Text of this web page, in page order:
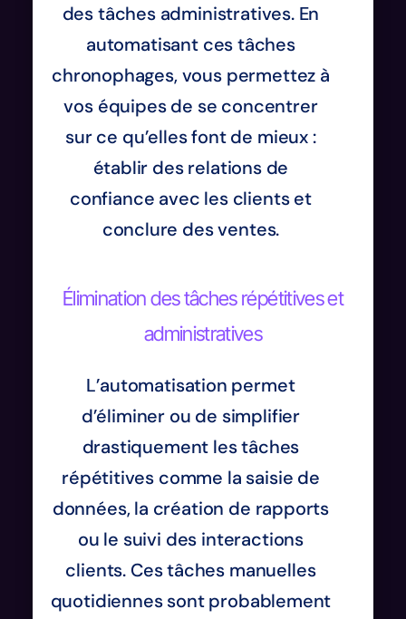
des tâches administratives. En
automatisant ces tâches
chronophages, vous permettez à
vos équipes de se concentrer
sur ce qu’elles font de mieux :
établir des relations de
confiance avec les clients et
conclure des ventes.
Élimination des tâches répétitives et
administratives
L’automatisation permet
d’éliminer ou de simplifier
drastiquement les tâches
répétitives comme la saisie de
données, la création de rapports
ou le suivi des interactions
clients. Ces tâches manuelles
quotidiennes sont probablement